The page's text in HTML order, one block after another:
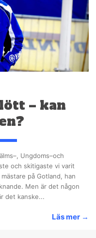
– kan
Ungdoms–och
och skitigaste vi varit
på Gotland, han
Men är det någon
det kanske...
Läs mer →